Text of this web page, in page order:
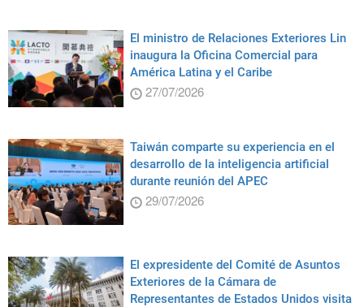
El ministro de Relaciones Exteriores Lin
inaugura la Oficina Comercial para
América Latina y el Caribe
27/07/2026
Taiwán comparte su experiencia en el
desarrollo de la inteligencia artificial
durante reunión del APEC
29/07/2026
El expresidente del Comité de Asuntos
Exteriores de la Cámara de
Representantes de Estados Unidos visita